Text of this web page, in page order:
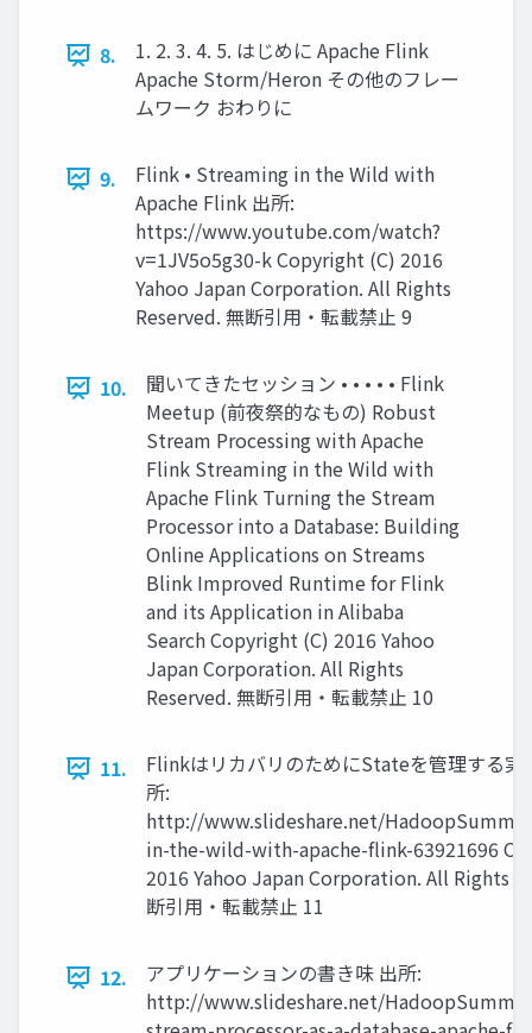
8.
1. 2. 3. 4. 5. はじめに Apache Flink
Apache Storm/Heron その他のフレー
ムワーク おわりに
9.
Flink • Streaming in the Wild with
Apache Flink 出所:
https://www.youtube.com/watch?
v=1JV5o5g30-k Copyright (C) 2016
Yahoo Japan Corporation. All Rights
Reserved. 無断引用・転載禁止 9
10.
聞いてきたセッション • • • • • Flink
Meetup (前夜祭的なもの) Robust
Stream Processing with Apache
Flink Streaming in the Wild with
Apache Flink Turning the Stream
Processor into a Database: Building
Online Applications on Streams
Blink Improved Runtime for Flink
and its Application in Alibaba
Search Copyright (C) 2016 Yahoo
Japan Corporation. All Rights
Reserved. 無断引用・転載禁止 10
11.
FlinkはリカバリのためにStateを管理する実
所:
http://www.slideshare.net/
in-the-wild-with-apache-flink-63921696
2016 Yahoo Japan Corporation. All Rights
断引用・転載禁止 11
12.
アプリケーションの書き味 出所:
http://www.slideshare.net/